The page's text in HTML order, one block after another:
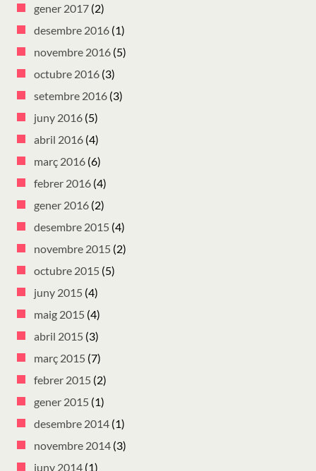
gener 2017 (2)
desembre 2016 (1)
novembre 2016 (5)
octubre 2016 (3)
setembre 2016 (3)
juny 2016 (5)
abril 2016 (4)
març 2016 (6)
febrer 2016 (4)
gener 2016 (2)
desembre 2015 (4)
novembre 2015 (2)
octubre 2015 (5)
juny 2015 (4)
maig 2015 (4)
abril 2015 (3)
març 2015 (7)
febrer 2015 (2)
gener 2015 (1)
desembre 2014 (1)
novembre 2014 (3)
juny 2014 (1)